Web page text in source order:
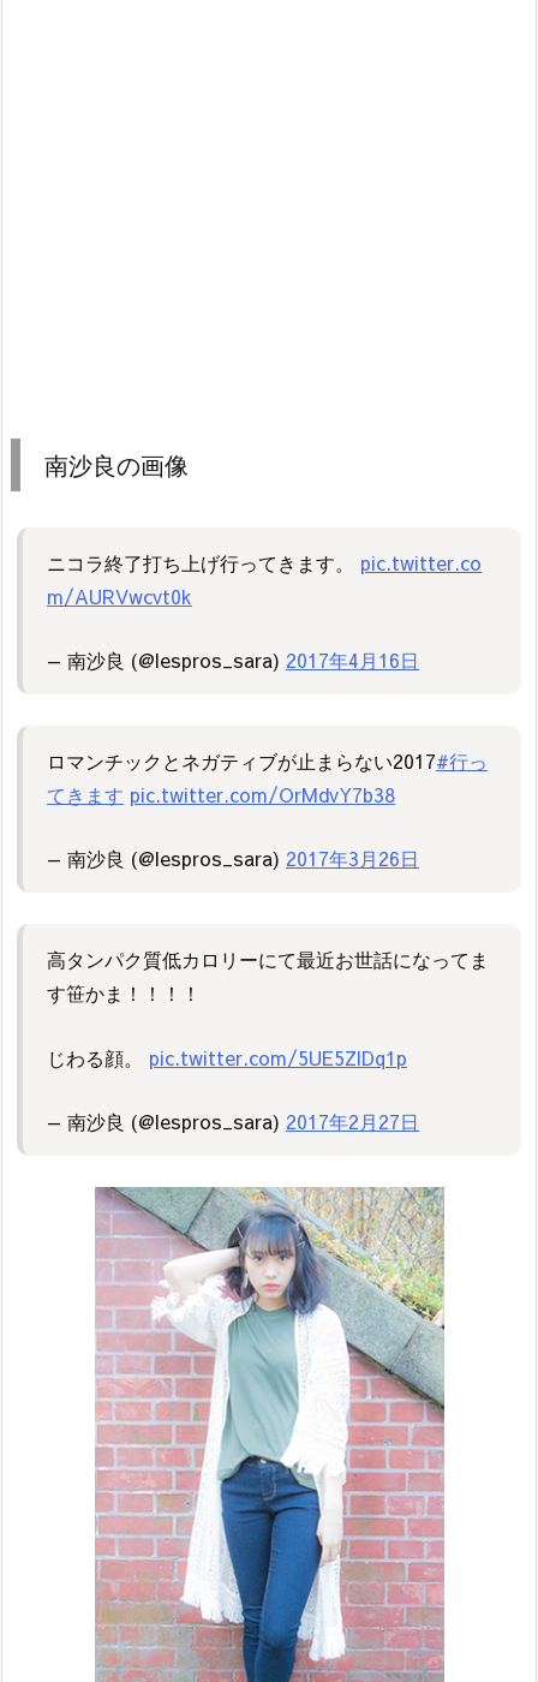
南沙良の画像
ニコラ終了打ち上げ行ってきます。 pic.twitter.co
m/AURVwcvt0k
— 南沙良 (@lespros_sara) 2017年4月16日
ロマンチックとネガティブが止まらない2017#行っ
てきます pic.twitter.com/OrMdvY7b38
— 南沙良 (@lespros_sara) 2017年3月26日
高タンパク質低カロリーにて最近お世話になってま
す笹かま！！！！
じわる顔。 pic.twitter.com/5UE5ZlDq1p
— 南沙良 (@lespros_sara) 2017年2月27日